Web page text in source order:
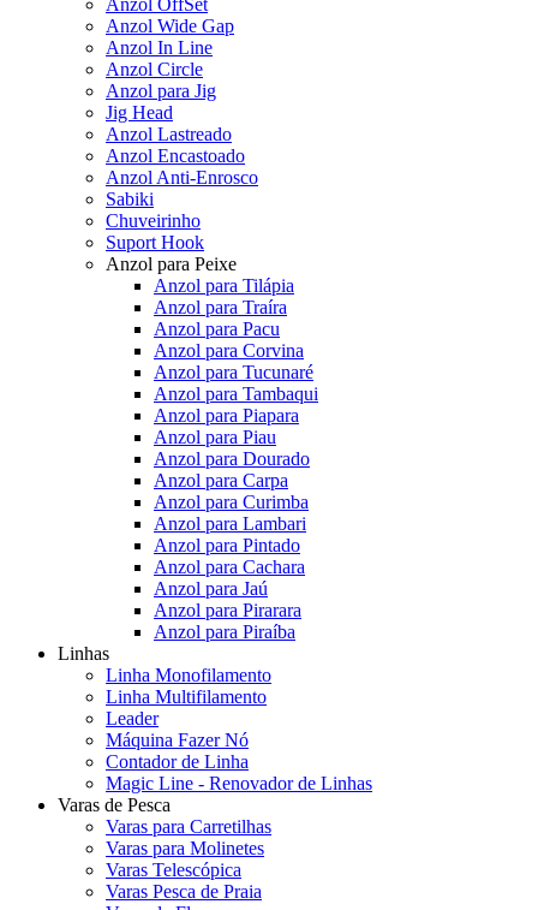
Anzol OffSet
Anzol Wide Gap
Anzol In Line
Anzol Circle
Anzol para Jig
Jig Head
Anzol Lastreado
Anzol Encastoado
Anzol Anti-Enrosco
Sabiki
Chuveirinho
Suport Hook
Anzol para Peixe
Anzol para Tilápia
Anzol para Traíra
Anzol para Pacu
Anzol para Corvina
Anzol para Tucunaré
Anzol para Tambaqui
Anzol para Piapara
Anzol para Piau
Anzol para Dourado
Anzol para Carpa
Anzol para Curimba
Anzol para Lambari
Anzol para Pintado
Anzol para Cachara
Anzol para Jaú
Anzol para Pirarara
Anzol para Piraíba
Linhas
Linha Monofilamento
Linha Multifilamento
Leader
Máquina Fazer Nó
Contador de Linha
Magic Line - Renovador de Linhas
Varas de Pesca
Varas para Carretilhas
Varas para Molinetes
Varas Telescópica
Varas Pesca de Praia